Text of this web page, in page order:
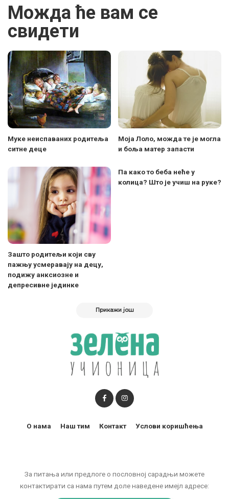
Можда ће вам се
свидети
Муке неиспаваних родитеља
ситне деце
Моја Лоло, можда те је могла
и боља матер запасти
Зашто родитељи који сву
пажњу усмеравају на децу,
подижу анксиозне и
депресивне јединке
Па како то беба неће у
колица? Што је учиш на руке?
Прикажи још
За питања или предлоге о пословној сарадњи можете
контактирати са нама путем доле наведене имејл адресе:
О нама Наш тим Контакт Услови коришћења